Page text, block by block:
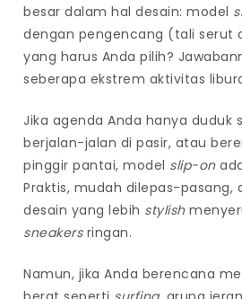
besar dalam hal desain: model
dengan pengencang (tali serut
yang harus Anda pilih?
seberapa ekstrem aktivitas
Jika agenda Anda hanya duduk
berjalan-jalan di pasir, atau
pinggir pantai, model slip-on
Praktis, mudah dilepas-pasang,
desain yang lebih stylish
sneakersringan.
Namun, jika Anda berencana